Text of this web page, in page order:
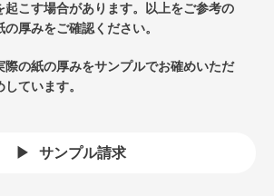
起こす場合があります。以上をご参考の
厚みをご確認ください。
の紙の厚みをサンプルでお確めいただ
ています。
サンプル請求